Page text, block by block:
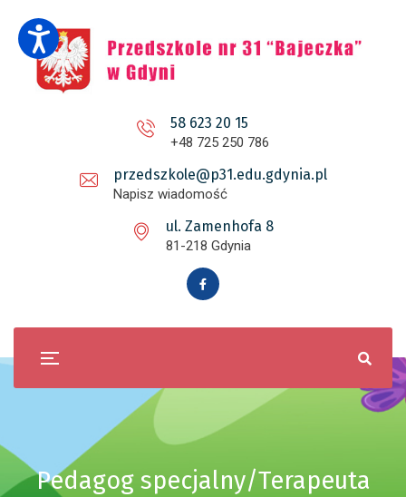
58 623 20 15
+48 725 250 786
przedszkole@p31.edu.gdynia.pl
Napisz wiadomość
ul. Zamenhofa 8
81-218 Gdynia
Pedagog specjalny/Terapeuta